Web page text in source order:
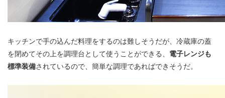
キッチンで手の込んだ料理をするのは難しそうだが、冷蔵庫の蓋
を閉めてその上を調理台として使うことができる、 電子レンジも
標準装備されているので、簡単な調理であればできそうだ。